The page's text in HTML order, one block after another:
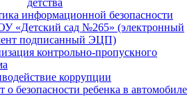
детства
информационной безопасности
«Детский сад №265» (электронный
подписанный ЭЦП)
контрольно-пропускного
коррупции
о безопасности ребенка в автомобиле